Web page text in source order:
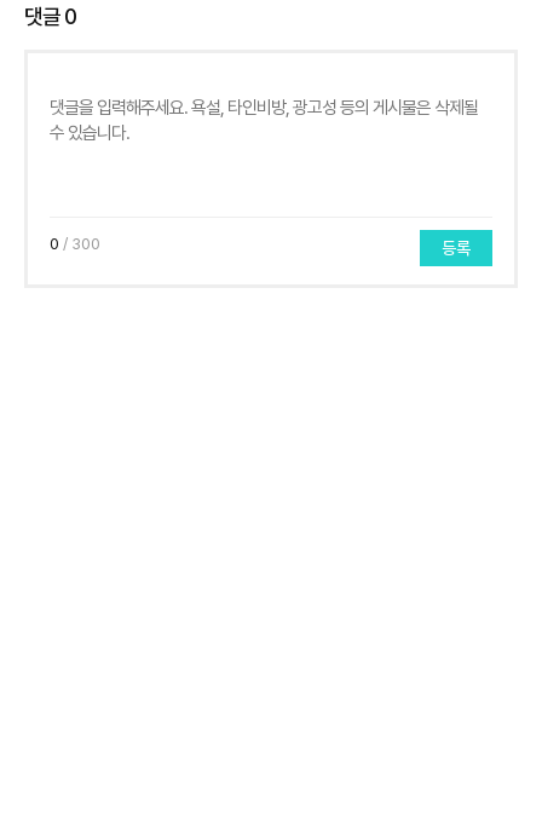
댓글0
0 / 300 등록